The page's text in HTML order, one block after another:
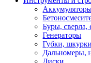
Буры, сверла,
Генераторы
Губки, шкурки
Дальномеры,
Диски